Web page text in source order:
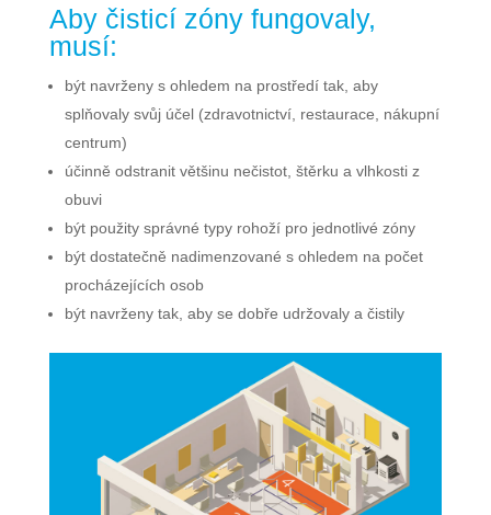
Aby čisticí zóny fungovaly,
musí:
být navrženy s ohledem na prostředí tak, aby
splňovaly svůj účel (zdravotnictví, restaurace, nákupní
centrum)
účinně odstranit většinu nečistot, štěrku a vlhkosti z
obuvi
být použity správné typy rohoží pro jednotlivé zóny
být dostatečně nadimenzované s ohledem na počet
procházejících osob
být navrženy tak, aby se dobře udržovaly a čistily